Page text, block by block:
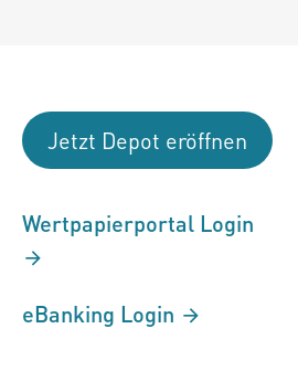
Jetzt Depot eröffnen
Wertpapierportal Login
eBanking Login